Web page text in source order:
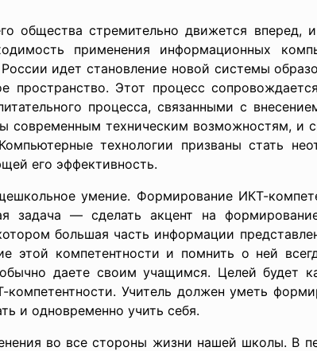
общества стремительно движется
применения информационных
идет становление новой системы
пространство. Этот процесс
процесса, связанными с
современным техническим возможностям, и
технологии призваны стать
его эффективность.
умение. Формирование ИКТ-
задача — сделать акцент на
большая часть информации
этой компетентности и помнить о ней
даете своим учащимся. Целей будет
Учитель должен уметь
и одновременно учить себя.
во все стороны жизни нашей школы. В